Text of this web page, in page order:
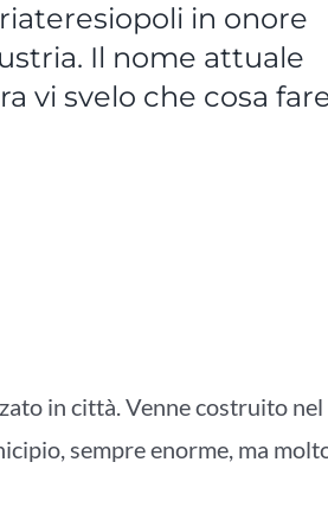
in onore
Il nome attuale
vi svelo che cosa
in città. Venne costruito nel
sempre enorme, ma